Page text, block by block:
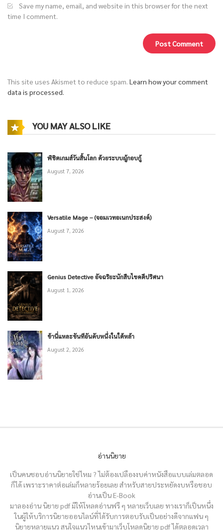
Save my name, email, and website in this browser for the next
time I comment.
This site uses Akismet to reduce spam. Learn how your comment
data is processed.
YOU MAY ALSO LIKE
พิชิตเกมส์วันสิ้นโลก ด้วยระบบผู้กอบกู้
August 7, 2026
Versatile Mage – (จอมเวทอเนกประสงค์)
August 7, 2026
Genius Detective อัจฉริยะนักสืบไขคดีปริศนา
August 1, 2026
ข้านี่แหละขันทีอันดับหนึ่งในใต้หล้า
August 2, 2026
อ่านนิยาย
เป็นคนชอบอ่านนิยายใช่ไหม ? ไม่ต้องเปลืองงบค่าหนังสือแบบเล่มตลอด
ก็ได้ เพราะราคาต่อเล่มก็หลายร้อยเลย สำหรับสายประหยัดงบหรือชอบ
อ่านเป็น E-Book
มาลองอ่าน นิยาย pdf มีให้โหลดอ่านฟรี ๆ หลายเว็บเลย ทางเราก็เป็นหนึ่ง
ในผู้ให้บริการนิยายออนไลน์ที่ได้รับการตอบรับเป็นอย่างดีจากแฟน ๆ
นิยายหลายแนว สนใจแนวไหนเข้ามาเว็บโหลดนิยาย pdf ได้ตลอดเวลา